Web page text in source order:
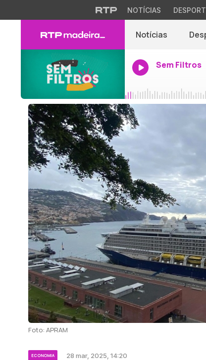
NOTÍCIAS
Notícias
Sem Filtros
Foto: APRAM
ECONOMIA 28 mar, 2025, 14:20